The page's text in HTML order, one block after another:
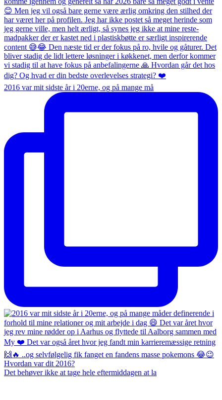
2016 var mit sidste år i 20erne, og på mange må
Det behøver ikke at tage hele eftermiddagen at la